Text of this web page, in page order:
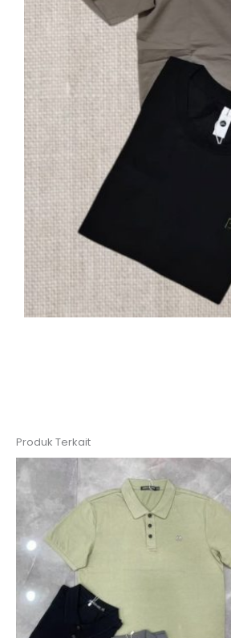
Produk Terkait